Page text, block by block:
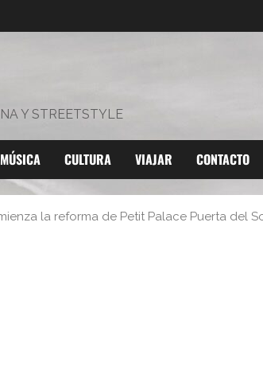
Y STREETSTYLE
MÚSICA CULTURA VIAJAR CONTACTO
la reforma de Petit Palace Puerta del